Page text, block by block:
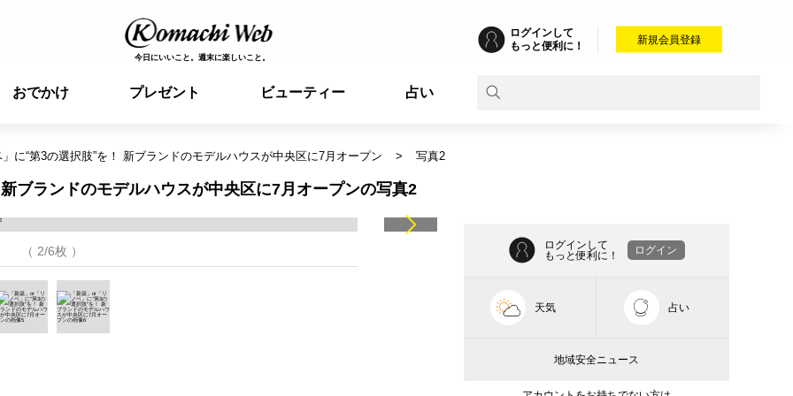
今日にいいこと。週末に楽しいこと。
ログインして
もっと便利に！
新規会員登録
おでかけ プレゼント ビューティー 占い
に“第3の選択肢”を！ 新ブランドのモデルハウスが中央区に7月オープン 写真2
ブランドのモデルハウスが中央区に7月オープンの写真2
（ 2/6枚 ）
ログインして
もっと便利に！
ログイン
天気 占い
地域安全ニュース